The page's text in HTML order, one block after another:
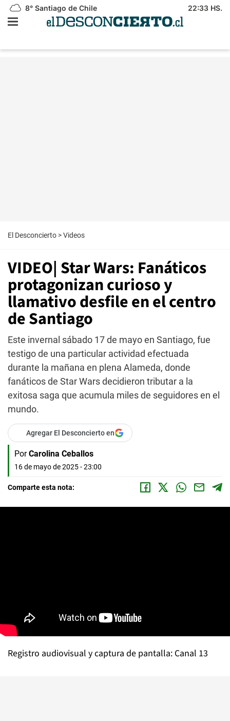
8° Santiago de Chile 22:33 HS.
El Desconcierto >Videos
VIDEO| Star Wars: Fanáticos
protagonizan curioso y
llamativo desfile en el centro
de Santiago
Este invernal sábado 17 de mayo en Santiago, fue
testigo de una particular actividad efectuada
durante la mañana en plena Alameda, donde
fanáticos de Star Wars decidieron tributar a la
exitosa saga que acumula miles de seguidores en el
mundo.
Agregar El Desconcierto en
Por Carolina Ceballos
16 de mayo de 2025 - 23:00
Comparte esta nota:
Registro audiovisual y captura de pantalla: Canal 13